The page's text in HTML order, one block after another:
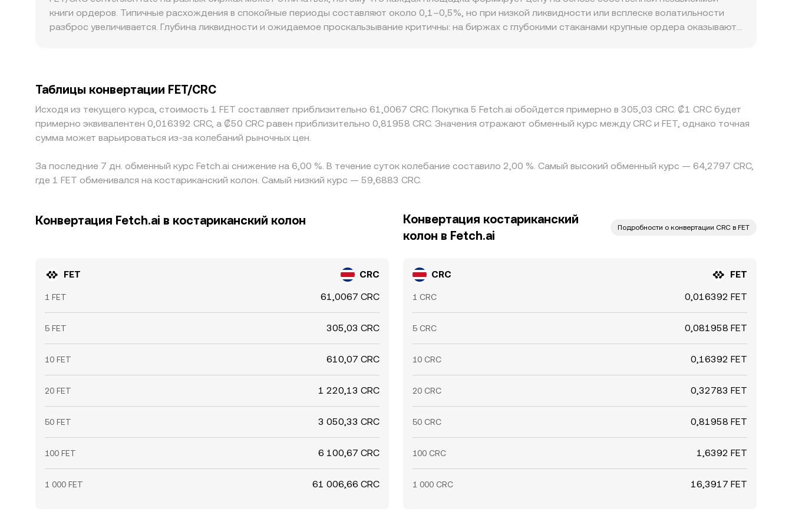
следовательно, цену. В итоге на любой момент времени FET/CRC conversion rate — это отражение последней согласованной сделки, текущего
состояния книги ордеров и, при учете нескольких источников ликвидности, сводной VWAP.
книги ордеров. Типичные расхождения в спокойные периоды составляют около 0,1–0,5%, но при низкой ликвидности или всплеске волатильности
разброс увеличивается. Глубина ликвидности и ожидаемое проскальзывание критичны: на биржах с глубокими стаканами крупные ордера оказывают
пару FET/USDT и оценку USDT к CRC; любая небольшая премия или дисконт USDT к CRC немедленно проецируется на итоговый FET/CRC conversion
rate. Арбитраж между площадками сглаживает расхождения, но не устраняет их полностью: задержки переводов, комиссии, лимиты вывода и риск
ценового движения по пути делают выравнивание неполным, поэтому кратковременные различия между биржами сохраняются.
Таблицы конвертации FET/CRC
Исходя из текущего курса, стоимость 1 FET составляет приблизительно 61,0067 CRC. Покупка 5 Fetch.ai обойдется примерно в 305,03 CRC. ₡1 CRC будет
примерно эквивалентен 0,016392 CRC, а ₡50 CRC равен приблизительно 0,81958 CRC. Значения отражают обменный курс между CRC и FET, однако точная
сумма может варьироваться из-за колебаний рыночных цен.
За последние 7 дн. обменный курс Fetch.ai снижение на 6,00 %. В течение суток колебание составило 2,00 %. Самый высокий обменный курс — 64,2797 CRC,
где 1 FET обменивался на костариканский колон. Самый низкий курс — 59,6883 CRC.
Конвертация Fetch.ai в костариканский колон
FET CRC
1 FET 61,0067 CRC
5 FET 305,03 CRC
10 FET 610,07 CRC
20 FET 1 220,13 CRC
50 FET 3 050,33 CRC
100 FET 6 100,67 CRC
1 000 FET 61 006,66 CRC
Конвертация костариканский
колон в Fetch.ai
Подробности о конвертации CRC в FET
CRC FET
1 CRC 0,016392 FET
5 CRC 0,081958 FET
10 CRC 0,16392 FET
20 CRC 0,32783 FET
50 CRC 0,81958 FET
100 CRC 1,6392 FET
1 000 CRC 16,3917 FET